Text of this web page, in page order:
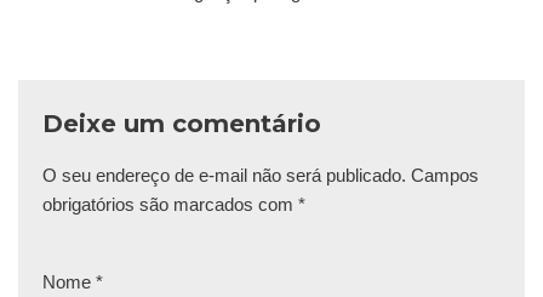
Deixe um comentário
O seu endereço de e-mail não será publicado. Campos
obrigatórios são marcados com *
Nome *